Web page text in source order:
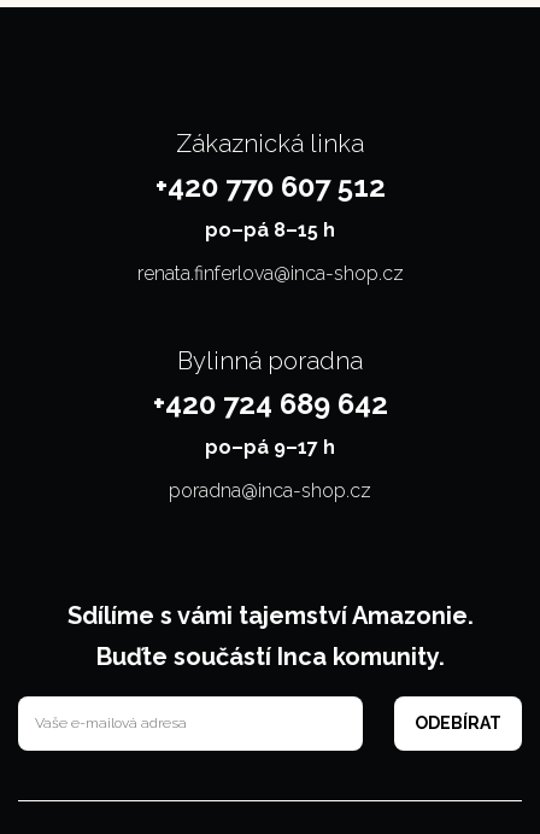
Zákaznická linka
+420 770 607 512
po–⁠⁠⁠⁠⁠⁠pá 8–15 h
renata.finferlova@inca-shop.cz
Bylinná poradna
+420 724 689 642
po–⁠⁠⁠⁠⁠⁠pá 9–17 h
poradna@inca-shop.cz
Sdílíme s vámi tajemství Amazonie.
Buďte součástí Inca komunity.